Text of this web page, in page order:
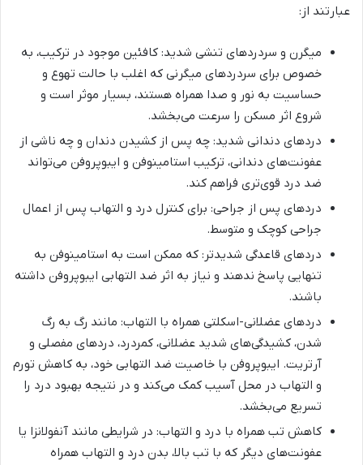
عبارتند از:
میگرن و سردردهای تنشی شدید: کافئین موجود در ترکیب، به
خصوص برای سردردهای میگرنی که اغلب با حالت تهوع و
حساسیت به نور و صدا همراه هستند، بسیار موثر است و
شروع اثر مسکن را سرعت می‌بخشد.
دردهای دندانی شدید: چه پس از کشیدن دندان و چه ناشی از
عفونت‌های دندانی، ترکیب استامینوفن و ایبوپروفن می‌تواند
ضد درد قوی‌تری فراهم کند.
دردهای پس از جراحی: برای کنترل درد و التهاب پس از اعمال
جراحی کوچک و متوسط.
دردهای قاعدگی شدیدتر: که ممکن است به استامینوفن به
تنهایی پاسخ ندهند و نیاز به اثر ضد التهابی ایبوپروفن داشته
باشند.
دردهای عضلانی-اسکلتی همراه با التهاب: مانند رگ به رگ
شدن، کشیدگی‌های شدید عضلانی، کمردرد، دردهای مفصلی و
آرتریت. ایبوپروفن با خاصیت ضد التهابی خود، به کاهش تورم
و التهاب در محل آسیب کمک می‌کند و در نتیجه بهبود درد را
تسریع می‌بخشد.
کاهش تب همراه با درد و التهاب: در شرایطی مانند آنفولانزا یا
عفونت‌های دیگر که با تب بالا، بدن درد و التهاب همراه